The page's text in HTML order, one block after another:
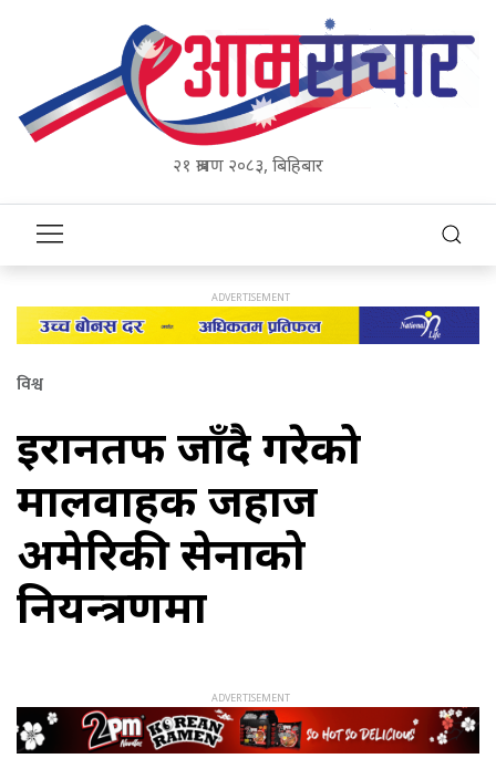
२१ श्रावण २०८३, बिहिबार
विश्व
इरानतर्फ जाँदै गरेको
मालवाहक जहाज
अमेरिकी सेनाको
नियन्त्रणमा